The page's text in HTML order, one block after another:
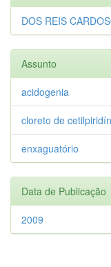
DOS REIS
Assunto
acidogenia
cloreto de
enxaguatório
Data de Publicação
2009